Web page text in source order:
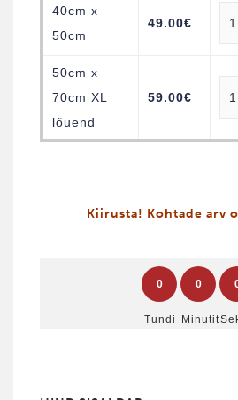
40cm x
50cm
49.00€
50cm x
70cm XL
lõuend
59.00€
Kiirusta! Kohtade arv
0
Tundi
0
Minutit